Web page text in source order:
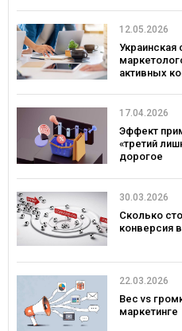
12.05.2026
Украинская
активных
17.04.2026
Эффект
«третий
дорогое
30.03.2026
Сколько
конверсия
22.03.2026
Вес vs
маркетинге